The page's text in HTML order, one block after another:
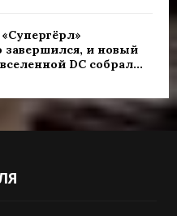
и новый
DC собрал...